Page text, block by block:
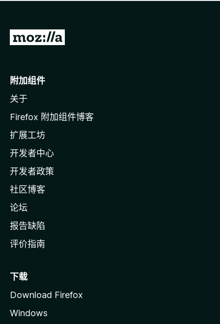
无
转
o
i
l
a
主
页
附加组件
关于
Firefox 附加组件博客
扩展工坊
开发者中心
开发者政策
社区博客
论坛
报告缺陷
评价指南
下载
Download Firefox
Windows